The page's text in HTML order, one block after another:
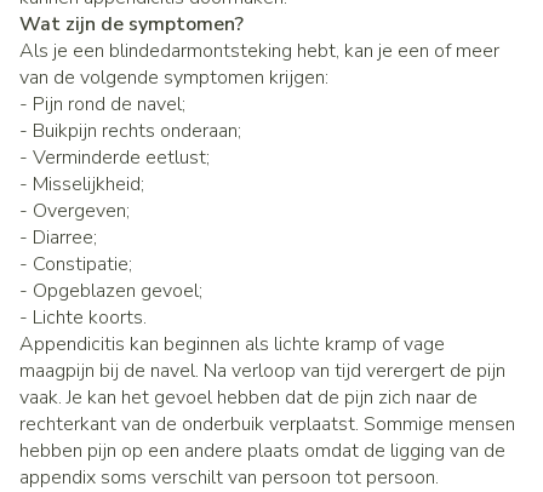
Wat zijn de symptomen?
Als je een blindedarmontsteking hebt, kan je een of meer
van de volgende symptomen krijgen:
- Pijn rond de navel;
- Buikpijn rechts onderaan;
- Verminderde eetlust;
- Misselijkheid;
- Overgeven;
- Diarree;
- Constipatie;
- Opgeblazen gevoel;
- Lichte koorts.
Appendicitis kan beginnen als lichte kramp of vage
maagpijn bij de navel. Na verloop van tijd verergert de pijn
vaak. Je kan het gevoel hebben dat de pijn zich naar de
rechterkant van de onderbuik verplaatst. Sommige mensen
hebben pijn op een andere plaats omdat de ligging van de
appendix soms verschilt van persoon tot persoon.